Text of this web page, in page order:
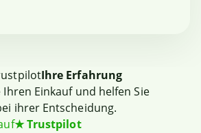
Ihre Erfahrung
Ihren Einkauf und helfen Sie
ihrer Entscheidung.
★Trustpilot